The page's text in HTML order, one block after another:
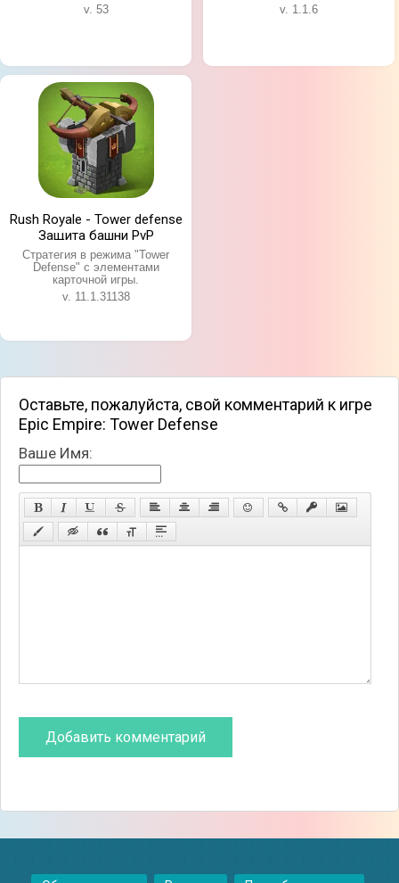
v. 53
v. 1.1.6
Rush Royale - Tower defense
Защита башни PvP
Стратегия в режима "Tower
Defense" с элементами
карточной игры.
v. 11.1.31138
Оставьте, пожалуйста, свой комментарий к игре
Epic Empire: Tower Defense
Ваше Имя: